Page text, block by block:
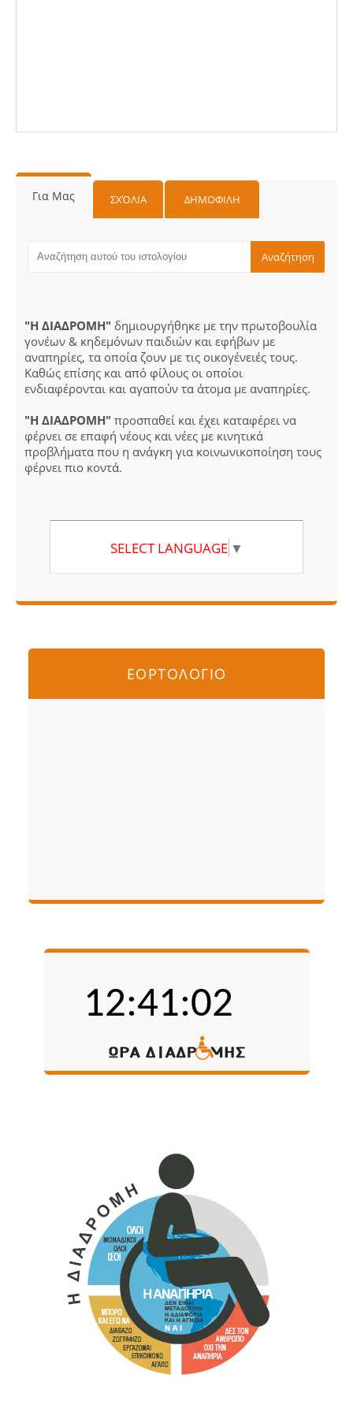
Για Μας ΣΧΌΛΙΑ ΔΗΜΟΦΙΛΗ
"Η ΔΙΑΔΡΟΜΗ" δημιουργήθηκε με την πρωτοβουλία
γονέων & κηδεμόνων παιδιών και εφήβων με
αναπηρίες, τα οποία ζουν με τις οικογένειές τους.
Καθώς επίσης και από φίλους οι οποίοι
ενδιαφέρονται και αγαπούν τα άτομα με αναπηρίες.
"Η ΔΙΑΔΡΟΜΗ" προσπαθεί και έχει καταφέρει να
φέρνει σε επαφή νέους και νέες με κινητικά
προβλήματα που η ανάγκη για κοινωνικοποίηση τους
φέρνει πιο κοντά.
SELECT LANGUAGE ▼
ΕΟΡΤΟΛΟΓΙΟ